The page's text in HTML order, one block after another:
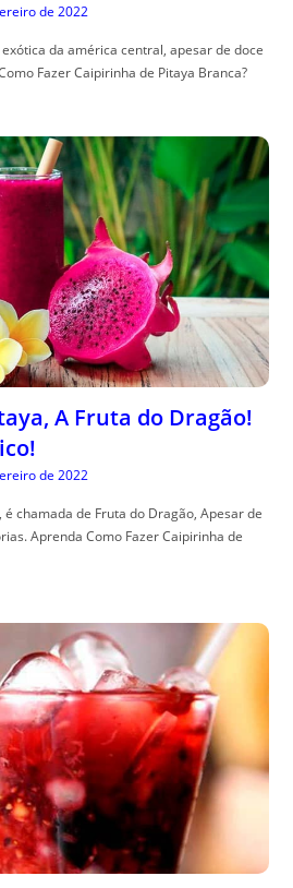
de 2022
da américa central, apesar de doce
Fazer Caipirinha de Pitaya Branca?
A Fruta do Dragão!
de 2022
chamada de Fruta do Dragão, Apesar de
Aprenda Como Fazer Caipirinha de